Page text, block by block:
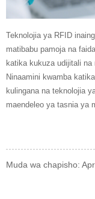
Teknolojia ya RFID
matibabu pamoja na
katika kukuza udijitali na
Ninaamini kwamba
kulingana na teknolojia
maendeleo ya tasnia ya
Muda wa chapisho: